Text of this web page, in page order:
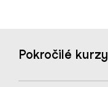
Pokročilé kurzy